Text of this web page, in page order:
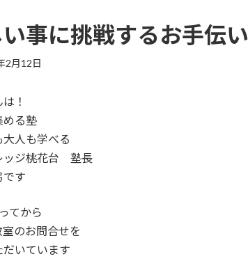
事に挑戦するお手伝い
2月12日
！
める塾
大人も学べる
ッジ桃花台 塾長
です
てから
室のお問合せを
だいています